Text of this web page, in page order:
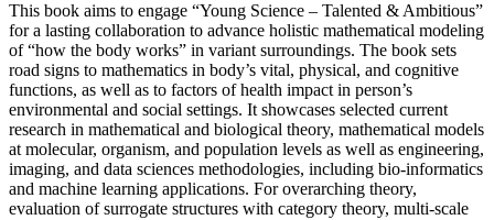
This book aims to engage “Young Science – Talented & Ambitious”
for a lasting collaboration to advance holistic mathematical modeling
of “how the body works” in variant surroundings. The book sets
road signs to mathematics in body’s vital, physical, and cognitive
functions, as well as to factors of health impact in person’s
environmental and social settings. It showcases selected current
research in mathematical and biological theory, mathematical models
at molecular, organism, and population levels as well as engineering,
imaging, and data sciences methodologies, including bio-informatics
and machine learning applications. For overarching theory,
evaluation of surrogate structures with category theory, multi-scale